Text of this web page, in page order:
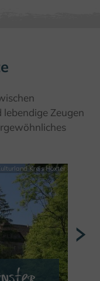
Zeugen
Kreis Höxter